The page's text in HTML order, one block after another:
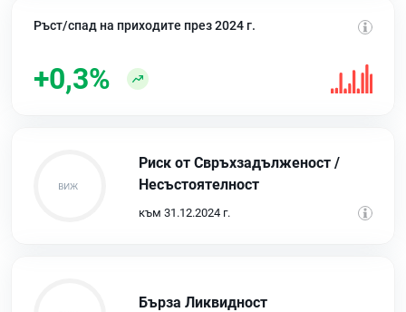
Ръст/спад на приходите през 2024 г.
+0,3%
Риск от Свръхзадълженост /
Несъстоятелност
към 31.12.2024 г.
Бърза Ликвидност